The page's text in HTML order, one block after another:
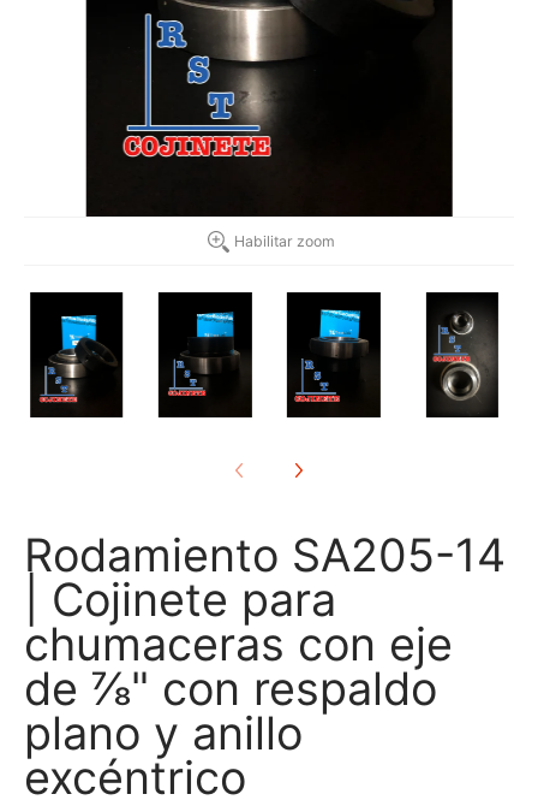
Habilitar zoom
Rodamiento SA205-14
| Cojinete para
chumaceras con eje
de ⅞" con respaldo
plano y anillo
excéntrico